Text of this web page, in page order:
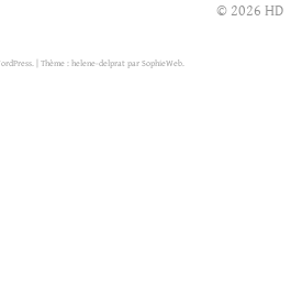
© 2026 HD
Thème : helene-delprat par SophieWeb.